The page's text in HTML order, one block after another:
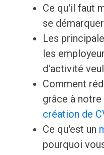
Ce qu'il faut
se
Les
les
d'activité
Comment
grâce à notre
création de
Ce qu'est un
pourquoi